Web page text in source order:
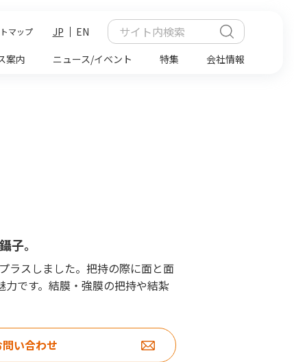
マップ JP
EN
案内 ニュース/イベント 特集 会社情報
子。
ラスしました。把持の際に面と面
です。結膜・強膜の把持や結紮
問い合わせ